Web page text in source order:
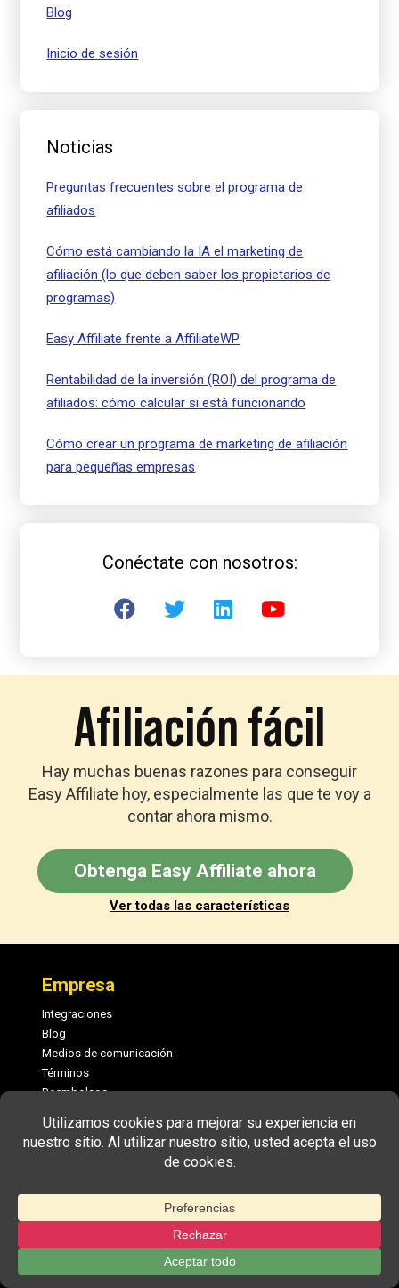
Blog
Inicio de sesión
Noticias
Preguntas frecuentes sobre el programa de
afiliados
Cómo está cambiando la IA el marketing de
afiliación (lo que deben saber los propietarios de
programas)
Easy Affiliate frente a AffiliateWP
Rentabilidad de la inversión (ROI) del programa de
afiliados: cómo calcular si está funcionando
Cómo crear un programa de marketing de afiliación
para pequeñas empresas
Conéctate con nosotros:
Afiliación fácil
Hay muchas buenas razones para conseguir
Easy Affiliate hoy, especialmente las que te voy a
contar ahora mismo.
Obtenga Easy Affiliate ahora
Ver todas las características
página
Empresa
Integraciones
Blog
Medios de comunicación
Términos
Reembolsos
Póngase en contacto con
Características